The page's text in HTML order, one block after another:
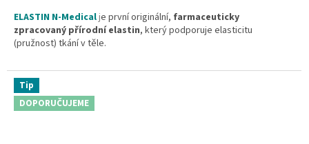
z
5
hvězdiček.
ELASTIN N-Medicalje první originální, farmaceuticky
zpracovaný přírodní elastin, který podporuje elasticitu
(pružnost) tkání v těle.
Složení:200 mghydrolyzovaného bio-elastinua 300 mg
přírodního vitamínu C
Obsah balení: 100 kapslí.
Tip
DOPORUČUJEME